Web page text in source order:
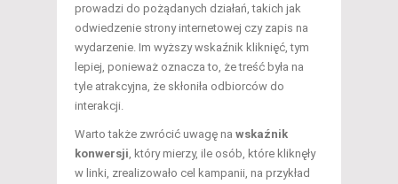
prowadzi do pożądanych działań, takich jak
odwiedzenie strony internetowej czy zapis na
wydarzenie. Im wyższy wskaźnik kliknięć, tym
lepiej, ponieważ oznacza to, że treść była na
tyle atrakcyjna, że skłoniła odbiorców do
interakcji.
Warto także zwrócić uwagę na wskaźnik
konwersji , który mierzy, ile osób, które kliknęły
w linki, zrealizowało cel kampanii, na przykład